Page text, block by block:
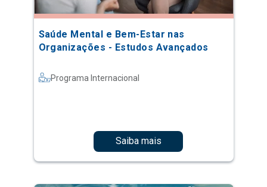
Saúde Mental e Bem-Estar nas
Organizações - Estudos Avançados
Programa Internacional
Saiba mais